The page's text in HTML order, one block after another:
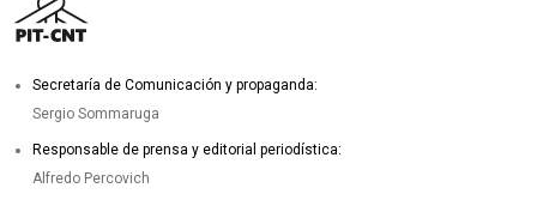
Secretaría de Comunicación y propaganda:
Sergio Sommaruga
Responsable de prensa y editorial periodística:
Alfredo Percovich